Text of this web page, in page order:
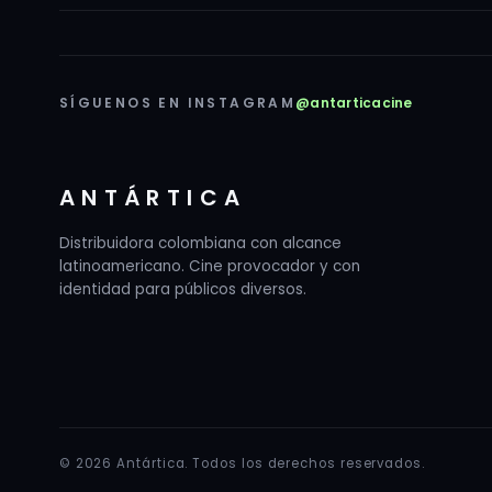
SÍGUENOS EN INSTAGRAM @antarticacine
ANTÁRTICA
Distribuidora colombiana con alcance
latinoamericano. Cine provocador y con
identidad para públicos diversos.
© 2026 Antártica. Todos los derechos reservados.